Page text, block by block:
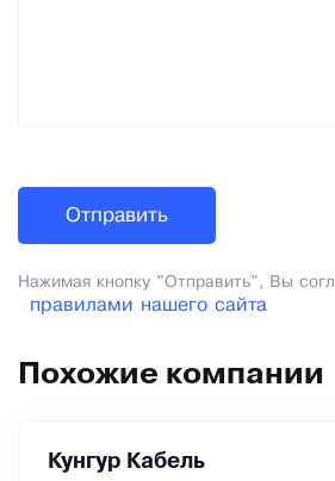
Нажимая кнопку "Отправить", Вы
правилами нашего сайта
Похожие компании
Кунгур Кабель